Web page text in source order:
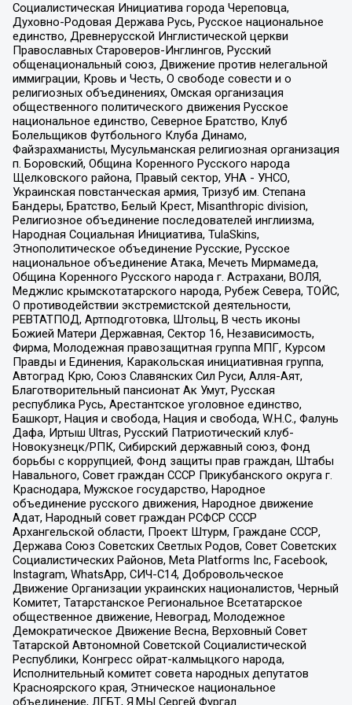
Социалистическая Инициатива города Череповца,
Духовно-Родовая Держава Русь, Русское национальное
единство, Древнерусской Инглистической церкви
Православных Староверов-Инглингов, Русский
общенациональный союз, Движение против нелегальной
иммиграции, Кровь и Честь, О свободе совести и о
религиозных объединениях, Омская организация
общественного политического движения Русское
национальное единство, Северное Братство, Клуб
Болельщиков Футбольного Клуба Динамо,
Файзрахманисты, Мусульманская религиозная организация
п. Боровский, Община Коренного Русского народа
Щелковского района, Правый сектор, УНА - УНСО,
Украинская повстанческая армия, Тризуб им. Степана
Бандеры, Братство, Белый Крест, Misanthropic division,
Религиозное объединение последователей инглиизма,
Народная Социальная Инициатива, TulaSkins,
Этнополитическое объединение Русские, Русское
национальное объединение Атака, Мечеть Мирмамеда,
Община Коренного Русского народа г. Астрахани, ВОЛЯ,
Меджлис крымскотатарского народа, Рубеж Севера, ТОЙС,
О противодействии экстремистской деятельности,
РЕВТАТПОД, Артподготовка, Штольц, В честь иконы
Божией Матери Державная, Сектор 16, Независимость,
Фирма, Молодежная правозащитная группа МПГ, Курсом
Правды и Единения, Каракольская инициативная группа,
Автоград Крю, Союз Славянских Сил Руси, Алля-Аят,
Благотворительный пансионат Ак Умут, Русская
республика Русь, Арестантское уголовное единство,
Башкорт, Нация и свобода, Нация и свобода, W.H.С., Фалунь
Дафа, Иртыш Ultras, Русский Патриотический клуб-
Новокузнецк/РПК, Сибирский державный союз, Фонд
борьбы с коррупцией, Фонд защиты прав граждан, Штабы
Навального, Совет граждан СССР Прикубанского округа г.
Краснодара, Мужское государство, Народное
объединение русского движения, Народное движение
Адат, Народный совет граждан РСФСР СССР
Архангельской области, Проект Штурм, Граждане СССР,
Держава Союз Советских Светлых Родов, Совет Советских
Социалистических Районов, Meta Platforms Inc, Facebook,
Instagram, WhatsApp, СИЧ-С14, Добровольческое
Движение Организации украинских националистов, Черный
Комитет, Татарстанское Региональное Всетатарское
общественное движение, Невоград, Молодежное
Демократическое Движение Весна, Верховный Совет
Татарской Автономной Советской Социалистической
Республики, Конгресс ойрат-калмыцкого народа,
Исполнительный комитет совета народных депутатов
Красноярского края, Этническое национальное
объединение, ЛГБТ, Я.МЫ Сергей Фургал